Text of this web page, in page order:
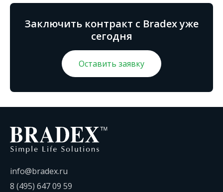
Заключить контракт с Bradex уже
сегодня
Оставить заявку
info@bradex.ru
8 (495) 647 09 59